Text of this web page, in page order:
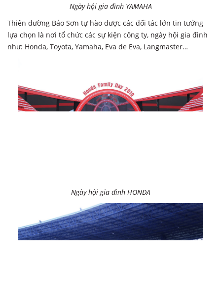
Ngày hội gia đình YAMAHA
Thiên đường Bảo Sơn tự hào được các đối tác lớn tin tưởng
lựa chọn là nơi tổ chức các sự kiện công ty, ngày hội gia đình
như: Honda, Toyota, Yamaha, Eva de Eva, Langmaster…
Ngày hội gia đình HONDA